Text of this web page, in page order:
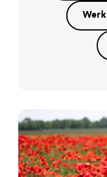
Werk